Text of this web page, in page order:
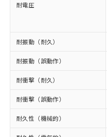
耐電圧
耐振動（耐久）
耐振動（誤動作）
耐衝撃（耐久）
耐衝撃（誤動作）
耐久性（機械的）
在庫状況およ
記載している
タに基づき作
覧された時点
準価格とは異
了承ください。
正式な納期状
様のお取引先
ムロン制御機
ご相談くださ
オムロン制御
点は「
販売ネ
六価クロム(Cr(Ⅵ))
類(PBB) 1000ppm以下、
(PBDE) 1000ppm以下、
ル) (DEHP)(別名：DOP)
（DBP） 1000ppm以下
但し、RoHS指令で産業用
適用除外項目は除く。
フタル酸エステル類の４
図的な使用がないことを
*中国RoHS10物質の基準
Pb(鉛) :1000ppm、 Hg(水
ム) : 100ppm、
Cr(Ⅵ)(六価クロム) :
ニル類) : 1000ppm、
DBP(フタル酸ジブチル) :
イソブチル) : 1000ppm、
DEHP(フタル酸ビス(2-エ
※2 環境保護使用
為替および外
（以下｢規制
または国外へ
国政府の輸出
可)を取得す
当社は規制貨
全に破砕する
いよう必要な
当社は貴社製
ル、化学兵器
武器並びにこ
使用いたしま
号
○ 一定数以
△ 一定数に
在庫なし
いては、
たはお客